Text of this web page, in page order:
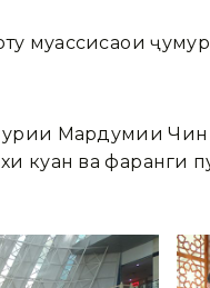
муассисаҳои
Мардумии Чин
ва фарҳанги